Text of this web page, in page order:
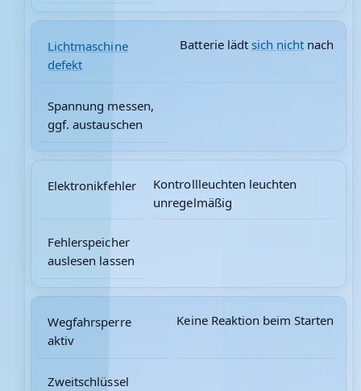
Lichtmaschine
defekt
Batterie lädt sich nicht nach
Spannung messen,
ggf. austauschen
Elektronikfehler
Kontrollleuchten leuchten
unregelmäßig
Fehlerspeicher
auslesen lassen
Wegfahrsperre
aktiv
Keine Reaktion beim Starten
Zweitschlüssel